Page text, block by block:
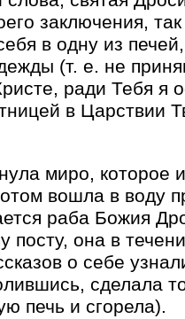
заключения,
в одну из
(т. е. не
ради Тебя я
в
миро, которое
вошла в воду
раба Божия
посту, она в
о себе
сделала
печь и сгорела).